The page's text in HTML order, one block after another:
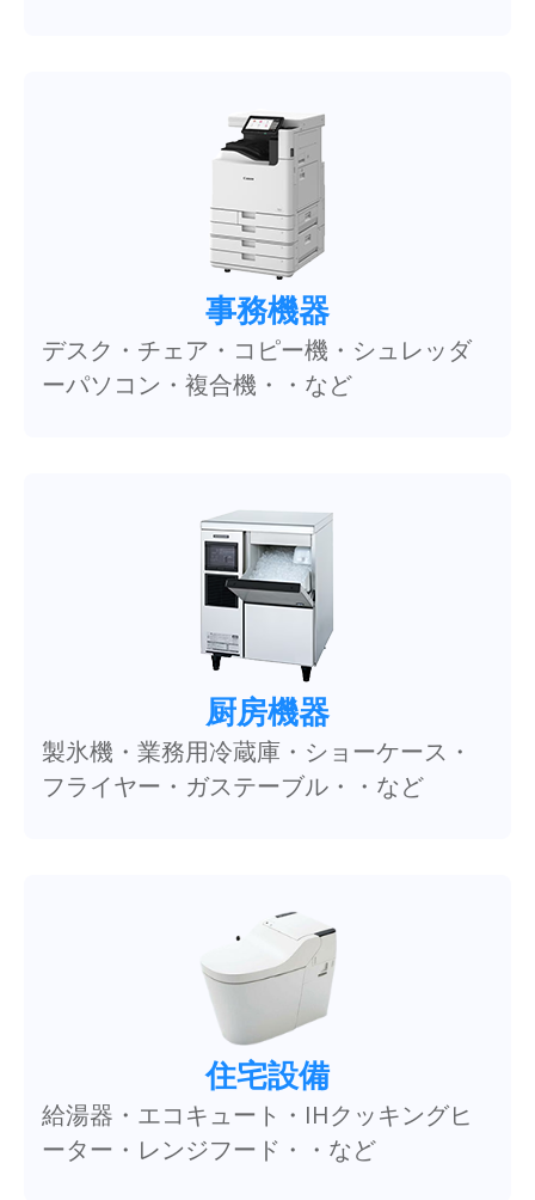
事務機器
デスク・チェア・コピー機・シュレッダ
ーパソコン・複合機・・など
厨房機器
製氷機・業務用冷蔵庫・ショーケース・
フライヤー・ガステーブル・・など
住宅設備
給湯器・エコキュート・IHクッキングヒ
ーター・レンジフード・・など